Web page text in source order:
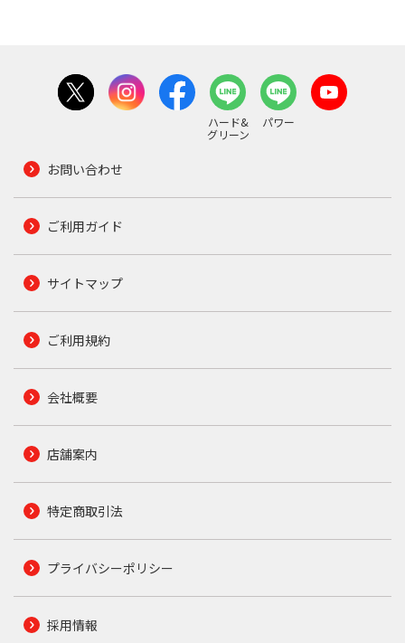
ハード&
グリーン
パワー
お問い合わせ
ご利用ガイド
サイトマップ
ご利用規約
会社概要
店舗案内
特定商取引法
プライバシーポリシー
採用情報